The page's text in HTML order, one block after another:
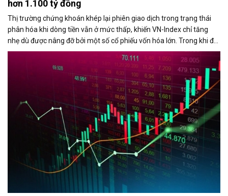
hơn 1.100 tỷ đồng
Thị trường chứng khoán khép lại phiên giao dịch trong trạng thái
phân hóa khi dòng tiền vẫn ở mức thấp, khiến VN-Index chỉ tăng
nhẹ dù được nâng đỡ bởi một số cổ phiếu vốn hóa lớn. Trong khi đó,
áp lực bán từ khối ngoại gia tăng mạnh vào cuối phiên, với giá trị
bán ròng vượt 1.100 tỷ đồng trên sàn HoSE.